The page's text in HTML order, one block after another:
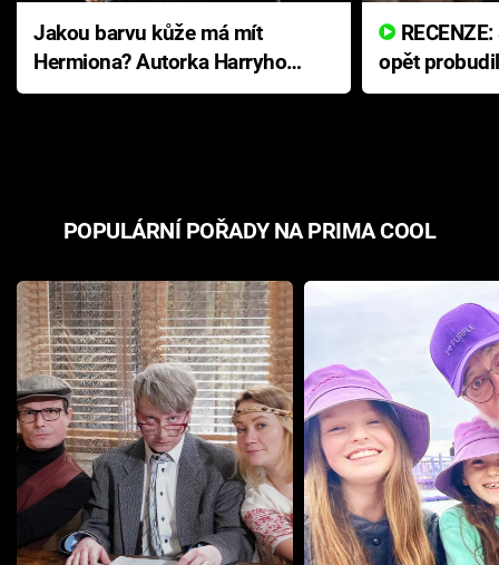
Jakou barvu kůže má mít
Hermiona? Autorka Harryho
Pottera přišla s ráznou
opět
přichází s
POPULÁRNÍ POŘADY NA PRIMA COOL